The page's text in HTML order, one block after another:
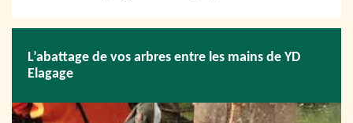
L’abattage de vos arbres entre les mains de YD
Elagage